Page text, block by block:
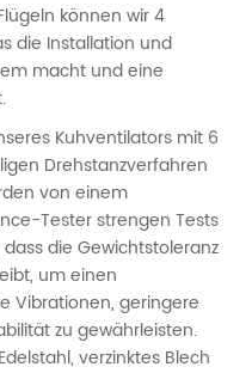
können wir 4
die Installation und
macht und eine
Kuhventilators mit 6
Drehstanzverfahren
von einem
Tester strengen Tests
die Gewichtstoleranz
um einen
Vibrationen, geringere
zu gewährleisten.
verzinktes Blech